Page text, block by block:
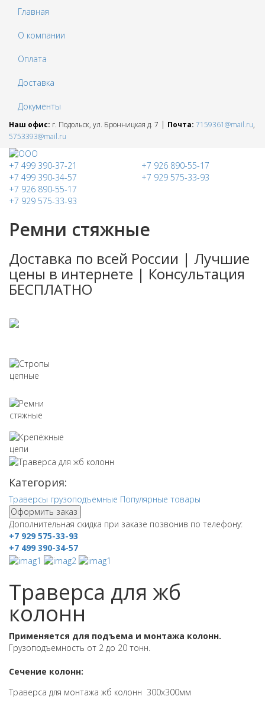
Главная
О компании
Оплата
Доставка
Документы
Наш офис: г. Подольск, ул. Бронницкая д. 7 | Почта: 7159361@mail.ru,
5753393@mail.ru
+7 499 390-37-21
+7 499 390-34-57
+7 926 890-55-17
+7 929 575-33-93
+7 926 890-55-17
+7 929 575-33-93
Ремни стяжные
Доставка по всей России | Лучшие
цены в интернете | Консультация
БЕСПЛАТНО
Категория:
Траверсы грузоподъемные Популярные товары
Оформить заказ
Дополнительная скидка при заказе позвонив по телефону:
+7 929 575-33-93
+7 499 390-34-57
Траверса для жб
колонн
Применяется для подъема и монтажа колонн.
Грузоподъемность от 2 до 20 тонн.
Сечение колонн:
Траверса для монтажа жб колонн 300х300мм